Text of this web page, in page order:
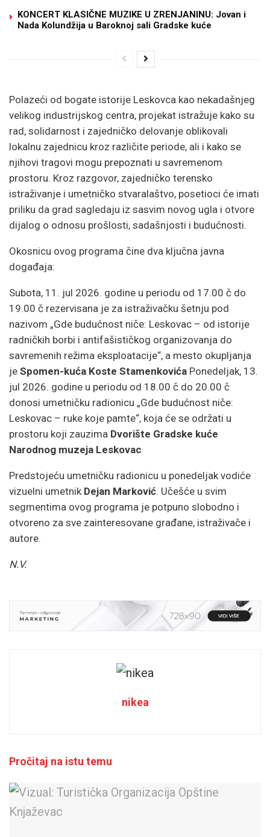
KONCERT KLASIČNE MUZIKE U ZRENJANINU: Jovan i
Nada Kolundžija u Baroknoj sali Gradske kuće
Polazeći od bogate istorije Leskovca kao nekadašnjeg
velikog industrijskog centra, projekat istražuje kako su
rad, solidarnost i zajedničko delovanje oblikovali
lokalnu zajednicu kroz različite periode, ali i kako se
njihovi tragovi mogu prepoznati u savremenom
prostoru. Kroz razgovor, zajedničko terensko
istraživanje i umetničko stvaralaštvo, posetioci će imati
priliku da grad sagledaju iz sasvim novog ugla i otvore
dijalog o odnosu prošlosti, sadašnjosti i budućnosti.
Okosnicu ovog programa čine dva ključna javna
događaja:
Subota, 11. jul 2026. godine u periodu od 17.00 č do
19.00 č rezervisana je za istraživačku šetnju pod
nazivom „Gde budućnost niče: Leskovac – od istorije
radničkih borbi i antifašističkog organizovanja do
savremenih režima eksploatacije“, a mesto okupljanja
je Spomen-kuća Koste Stamenkovića Ponedeljak, 13.
jul 2026. godine u periodu od 18.00 č do 20.00 č
donosi umetničku radionicu „Gde budućnost niče:
Leskovac – ruke koje pamte“, koja će se održati u
prostoru koji zauzima Dvorište Gradske kuće
Narodnog muzeja Leskovac
Predstojeću umetničku radionicu u ponedeljak vodiće
vizuelni umetnik Dejan Marković. Učešće u svim
segmentima ovog programa je potpuno slobodno i
otvoreno za sve zainteresovane građane, istraživače i
autore.
N.V.
nikea
Pročitaj na istu temu